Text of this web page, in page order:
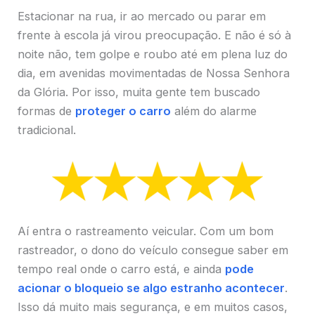
Estacionar na rua, ir ao mercado ou parar em
frente à escola já virou preocupação. E não é só à
noite não, tem golpe e roubo até em plena luz do
dia, em avenidas movimentadas de Nossa Senhora
da Glória. Por isso, muita gente tem buscado
formas de proteger o carro além do alarme
tradicional.
Aí entra o rastreamento veicular. Com um bom
rastreador, o dono do veículo consegue saber em
tempo real onde o carro está, e ainda pode
acionar o bloqueio se algo estranho acontecer.
Isso dá muito mais segurança, e em muitos casos,